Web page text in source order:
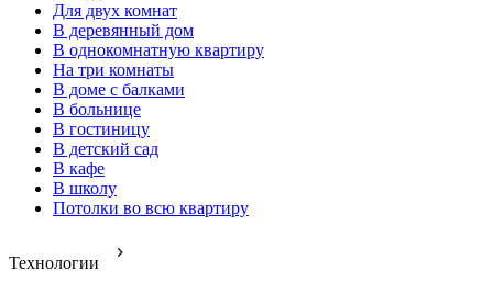
Для двух комнат
В деревянный дом
В однокомнатную квартиру
На три комнаты
В доме с балками
В больнице
В гостиницу
В детский сад
В кафе
В школу
Потолки во всю квартиру
Технологии